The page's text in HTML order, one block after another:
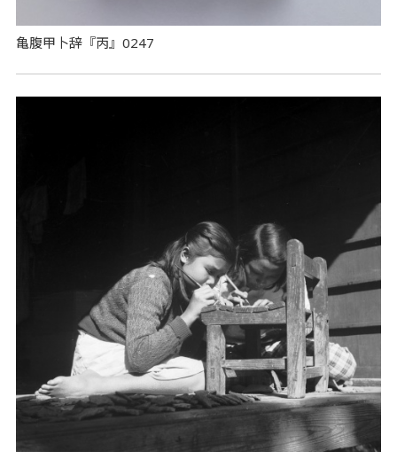
亀腹甲卜辞『丙』0247